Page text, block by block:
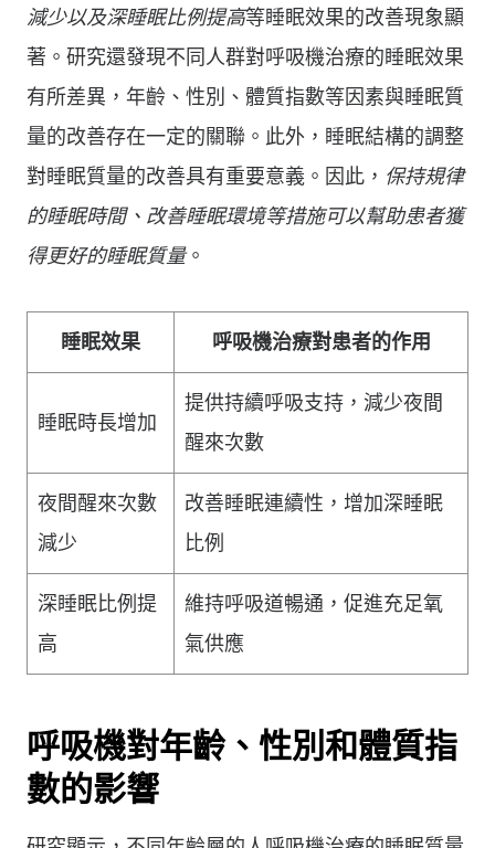
減少以及深睡眠比例提高等睡眠效果的改善現象顯
著。研究還發現不同人群對呼吸機治療的睡眠效果
有所差異，年齡、性別、體質指數等因素與睡眠質
量的改善存在一定的關聯。此外，睡眠結構的調整
對睡眠質量的改善具有重要意義。因此， 保持規律
的睡眠時間、改善睡眠環境等措施可以幫助患者獲
得更好的睡眠質量。
睡眠效果 呼吸機治療對患者的作用
睡眠時長增加
提供持續呼吸支持，減少夜間
醒來次數
夜間醒來次數
減少
改善睡眠連續性，增加深睡眠
比例
深睡眠比例提
高
維持呼吸道暢通，促進充足氧
氣供應
呼吸機對年齡、性別和體質指
數的影響